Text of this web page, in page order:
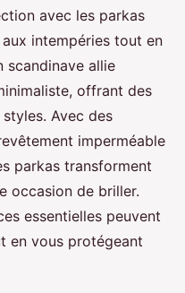
: les
!
avec les parkas
intempéries tout en
scandinave allie
offrant des
Avec des
imperméable
parkas transforment
occasion de briller.
essentielles peuvent
en vous protégeant